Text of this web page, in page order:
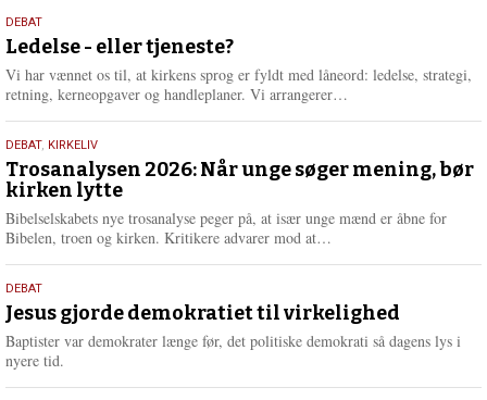
e
r
e
10.
juni
2026
DEBAT
Ledelse - eller tjeneste?
Vi har vænnet os til, at kirkens sprog er fyldt med låneord: ledelse, strategi,
retning, kerneopgaver og handleplaner. Vi arrangerer…
e
2.
juni
2026
DEBAT, KIRKELIV
Trosanalysen 2026: Når unge søger mening, bør
kirken lytte
Bibelselskabets nye trosanalyse peger på, at især unge mænd er åbne for
Bibelen, troen og kirken. Kritikere advarer mod at…
e
r
18.
maj
2026
DEBAT
Jesus gjorde demokratiet til virkelighed
Baptister var demokrater længe før, det politiske demokrati så dagens lys i
nyere tid.